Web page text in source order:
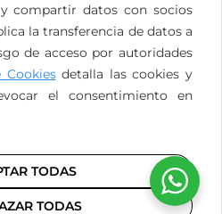
/Cookies/
compartir datos con socios
la transferencia de datos a
de acceso por autoridades
Cookiesdetalla las cookies y
el consentimiento en
TODAS
TODAS